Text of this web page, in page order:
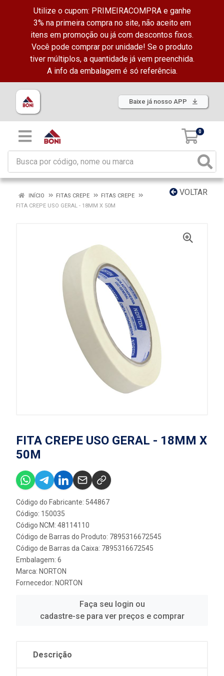
Utilize o cupom: PRIMEIRACOMPRA e ganhe
3% na primeira compra no site, não aceito em
itens em promoção ou já com descontos fixos.
Você pode comprar por unidade! Se o produto
tiver múltiplos, a quantidade já vem preenchida.
A info da embalagem é só referência.
Baixe já nosso APP
0
VOLTAR
INÍCIO FITAS CREPE
FITAS CREPE
FITA CREPE USO GERAL - 18MM X 50M
FITA CREPE USO GERAL - 18MM X
50M
Código do Fabricante: 544867
Código: 150035
Código NCM: 48114110
Código de Barras do Produto: 7895316672545
Código de Barras da Caixa: 7895316672545
Embalagem: 6
Marca: NORTON
Fornecedor: NORTON
Faça seu login ou
cadastre-se para ver preços e comprar
Descrição